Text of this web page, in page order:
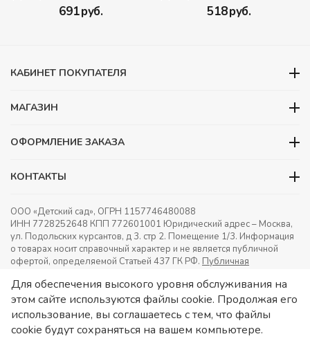
буквами, цифрами,
математическими знаками
‍691‍руб.
разрезных (складных))
‍518‍руб.
КАБИНЕТ ПОКУПАТЕЛЯ
МАГАЗИН
ОФОРМЛЕНИЕ ЗАКАЗА
КОНТАКТЫ
ООО «Детский сад», ОГРН 1157746480088
ИНН 7728252648 КПП 772601001 Юридический адрес – Москва,
ул. Подольских курсантов, д 3. стр 2. Помещение 1/3. Информация
о товарах носит справочный характер и не является публичной
офертой, определяемой Статьей 437 ГК РФ. Публичная
Для обеспечения высокого уровня обслуживания на
этом сайте используются файлы cookie. Продолжая его
использование, вы соглашаетесь с тем, что файлы
cookie будут сохраняться на вашем компьютере.